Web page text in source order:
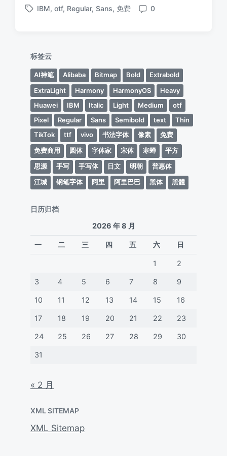
布
布
标
IBM, otf, Regular, Sans, 免费
评
0
标签云
AI神笔 Alibaba Bitmap Bold
Extrabold
ExtraLight
Harmony HarmonyOS
Heavy
Huawei
IBM Italic Light Medium
otf
Pixel
Regular Sans Semibold text
Thin
TikTok
ttf vivo 书法字体 像素
免费
免费商用
圆体 字体家 宋体 寒蝉
平方
思源
手写 手写体 日文 明朝
普惠体
江城
钢笔字体 阿里 阿里巴巴 黑体 黑體
日历归档
2026 年 8 月
一 二 三 四 五 六 日
1 2
3 4 5 6 7 8 9
10 11 12 13 14 15 16
17 18 19 20 21 22 23
24 25 26 27 28 29 30
31
« 2 月
XML SITEMAP
XML Sitemap